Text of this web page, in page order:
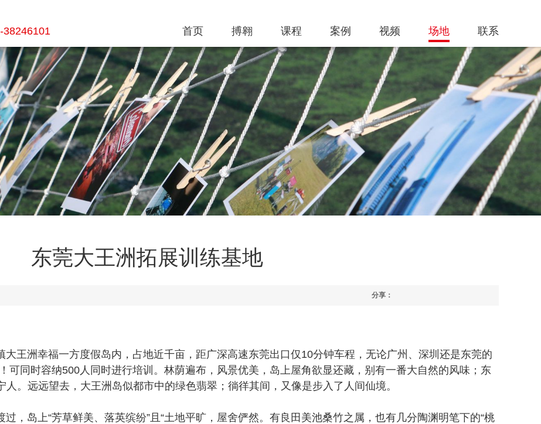
38246101
首页 搏翱 课程 案例 视频 场地 联系
东莞大王洲拓展训练基地
分享：
大王洲幸福一方度假岛内，占地近千亩，距广深高速东莞出口仅10分钟车程，无论广州、深圳还是东莞的
可同时容纳500人同时进行培训。林荫遍布，风景优美，岛上屋角欲显还藏，别有一番大自然的风味；东
。远远望去，大王洲岛似都市中的绿色翡翠；徜徉其间，又像是步入了人间仙境。
岛上“芳草鲜美、落英缤纷”且“土地平旷，屋舍俨然。有良田美池桑竹之属，也有几分陶渊明笔下的“桃